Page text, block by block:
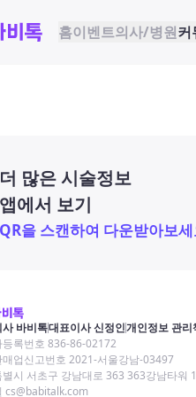
홈이벤트의사/병원커
더 많은 시술정보
앱에서 보기
QR을 스캔하여 다운받아보세
사 바비톡대표이사 신정인개인정보 관리
등록번호 836-86-02172
매업신고번호 2021-서울강남-03497
별시 서초구 강남대로 363 363강남타워
cs@babitalk.com